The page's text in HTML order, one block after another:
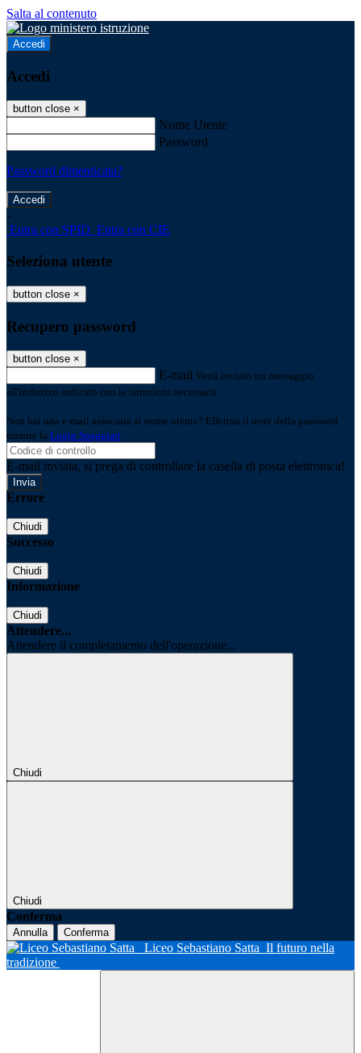
Salta al contenuto
Accedi
Accedi
button close ×
Nome Utente
Password
Password dimenticata?
-
Entra con SPID Entra con CIE
Seleziona utente
button close ×
Recupero password
button close ×
E-mail Verrà inviato un messaggio
all'indirizzo indicato con le istruzioni necessarie.
Non hai una e-mail associata al nome utente? Effettua il reset della password
tramite la Login Spaggiari
E-mail inviata, si prega di controllare la casella di posta elettronica!
Errore
Chiudi
Successo
Chiudi
Informazione
Chiudi
Attendere...
Attendere il completamento dell'operazione...
Chiudi
Chiudi
Conferma
Annulla Conferma
Liceo Sebastiano Satta Il futuro nella
tradizione